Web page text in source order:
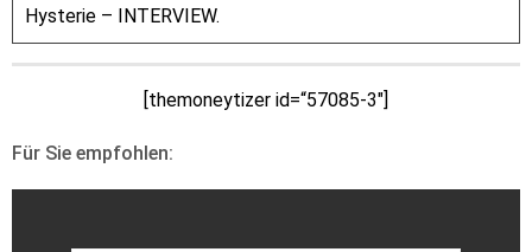
Hysterie – INTERVIEW.
[themoneytizer id=“57085-3″]
Für Sie empfohlen: